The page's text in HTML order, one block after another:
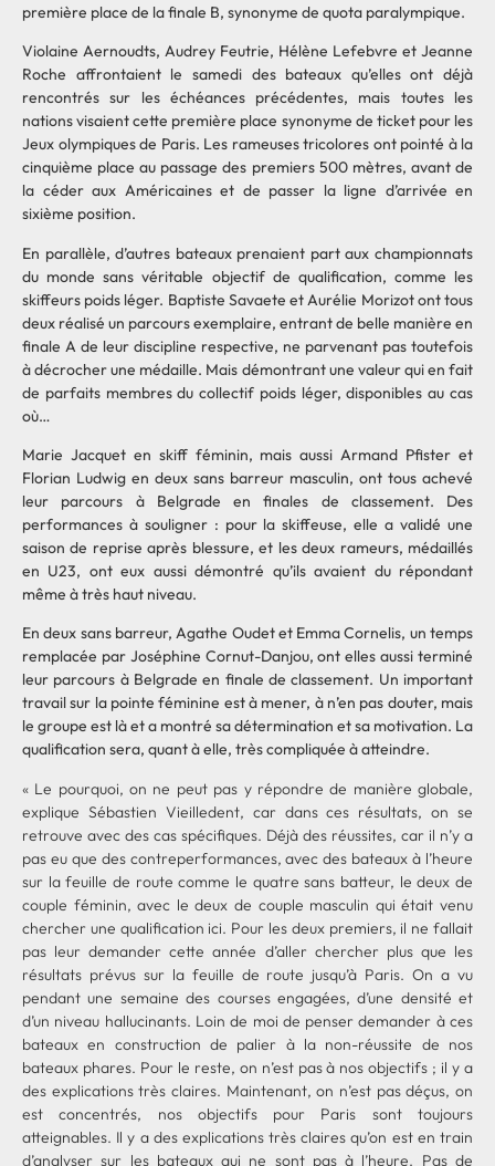
première place de la finale B, synonyme de quota paralympique.
Violaine Aernoudts, Audrey Feutrie, Hélène Lefebvre et Jeanne
Roche affrontaient le samedi des bateaux qu’elles ont déjà
rencontrés sur les échéances précédentes, mais toutes les
nations visaient cette première place synonyme de ticket pour les
Jeux olympiques de Paris. Les rameuses tricolores ont pointé à la
cinquième place au passage des premiers 500 mètres, avant de
la céder aux Américaines et de passer la ligne d’arrivée en
sixième position.
En parallèle, d’autres bateaux prenaient part aux championnats
du monde sans véritable objectif de qualification, comme les
skiffeurs poids léger. Baptiste Savaete et Aurélie Morizot ont tous
deux réalisé un parcours exemplaire, entrant de belle manière en
finale A de leur discipline respective, ne parvenant pas toutefois
à décrocher une médaille. Mais démontrant une valeur qui en fait
de parfaits membres du collectif poids léger, disponibles au cas
où…
Marie Jacquet en skiff féminin, mais aussi Armand Pfister et
Florian Ludwig en deux sans barreur masculin, ont tous achevé
leur parcours à Belgrade en finales de classement. Des
performances à souligner : pour la skiffeuse, elle a validé une
saison de reprise après blessure, et les deux rameurs, médaillés
en U23, ont eux aussi démontré qu’ils avaient du répondant
même à très haut niveau.
En deux sans barreur, Agathe Oudet et Emma Cornelis, un temps
remplacée par Joséphine Cornut-Danjou, ont elles aussi terminé
leur parcours à Belgrade en finale de classement. Un important
travail sur la pointe féminine est à mener, à n’en pas douter, mais
le groupe est là et a montré sa détermination et sa motivation. La
qualification sera, quant à elle, très compliquée à atteindre.
« Le pourquoi, on ne peut pas y répondre de manière globale,
explique Sébastien Vieilledent, car dans ces résultats, on se
retrouve avec des cas spécifiques. Déjà des réussites, car il n’y a
pas eu que des contreperformances, avec des bateaux à l’heure
sur la feuille de route comme le quatre sans batteur, le deux de
couple féminin, avec le deux de couple masculin qui était venu
chercher une qualification ici. Pour les deux premiers, il ne fallait
pas leur demander cette année d’aller chercher plus que les
résultats prévus sur la feuille de route jusqu’à Paris. On a vu
pendant une semaine des courses engagées, d’une densité et
d’un niveau hallucinants. Loin de moi de penser demander à ces
bateaux en construction de palier à la non-réussite de nos
bateaux phares. Pour le reste, on n’est pas à nos objectifs ; il y a
des explications très claires. Maintenant, on n’est pas déçus, on
est concentrés, nos objectifs pour Paris sont toujours
atteignables. Il y a des explications très claires qu’on est en train
d’analyser sur les bateaux qui ne sont pas à l’heure. Pas de